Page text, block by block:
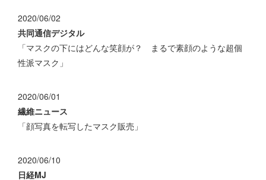
2020/06/02
共同通信デジタル
「マスクの下にはどんな笑顔が？ まるで素顔のような超個
性派マスク」
2020/06/01
繊維ニュース
「顔写真を転写したマスク販売」
2020/06/10
日経MJ